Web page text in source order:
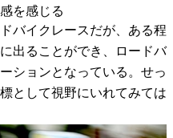
を感じる
バイクレースだが、ある程
出ることができ、ロードバ
ションとなっている。せっ
として視野にいれてみては